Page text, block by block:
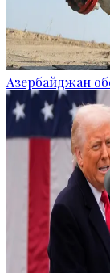
Азербайджан